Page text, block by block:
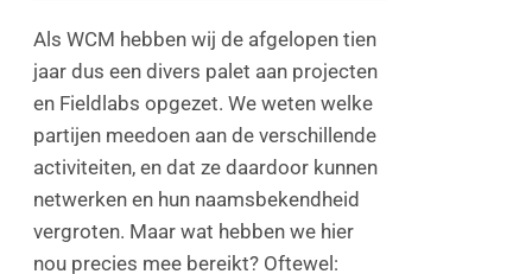
Als WCM hebben wij de afgelopen tien
jaar dus een divers palet aan projecten
en Fieldlabs opgezet. We weten welke
partijen meedoen aan de verschillende
activiteiten, en dat ze daardoor kunnen
netwerken en hun naamsbekendheid
vergroten. Maar wat hebben we hier
nou precies mee bereikt? Oftewel: